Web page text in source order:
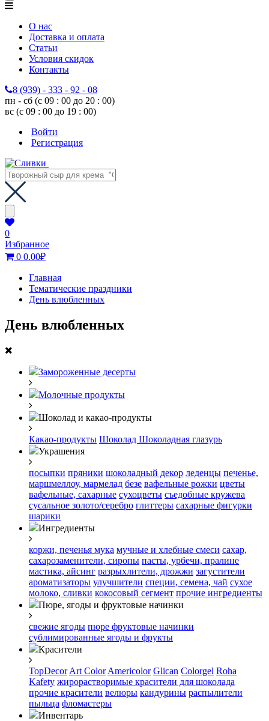
О нас
Доставка и оплата
Статьи
Условия скидок
Контакты
8 (939) - 333 - 92 - 08
пн - сб (с 09 : 00 до 20 : 00)
вс (с 09 : 00 до 19 : 00)
Войти
Регистрация
0
Избранное
0 0.00₽
Главная
Тематические праздники
День влюбленных
День влюбленных
Замороженные десерты
Молочные продукты
Шоколад и какао-продукты
Какао-продукты Шоколад Шоколадная глазурь
Украшения
посыпки пряники шоколадный декор леденцы печенье,
маршмеллоу, мармелад безе вафельные рожки цветы
вафельные, сахарные сухоцветы съедобные кружева
сусальное золото/серебро глиттеры сахарные фигурки
шарики
Ингредиенты
коржи, печенья мука мучные и хлебные смеси сахар,
сахарозаменители, сиропы пасты, урбечи, пралине
мастика, айсинг разрыхлители, дрожжи загустители
ароматизаторы улучшители специи, семена, чай сухое
молоко, сливки кокосовый сегмент прочие ингредиенты
Пюре, ягоды и фруктовые начинки
свежие ягоды пюре фруктовые начинки
сублимированные ягоды и фрукты
Красители
TopDecor Art Color Americolor Glican Colorgel Roha
Kafety жирорастворимые красители для шоколада
прочие красители велюры кандурины распылители
пыльца фломастеры
Инвентарь